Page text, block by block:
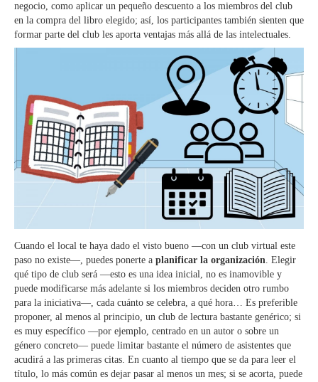
negocio, como aplicar un pequeño descuento a los miembros del club
en la compra del libro elegido; así, los participantes también sienten que
formar parte del club les aporta ventajas más allá de las intelectuales.
Cuando el local te haya dado el visto bueno —con un club virtual este
paso no existe—, puedes ponerte a planificar la organización. Elegir
qué tipo de club será —esto es una idea inicial, no es inamovible y
puede modificarse más adelante si los miembros deciden otro rumbo
para la iniciativa—, cada cuánto se celebra, a qué hora… Es preferible
proponer, al menos al principio, un club de lectura bastante genérico; si
es muy específico —por ejemplo, centrado en un autor o sobre un
género concreto— puede limitar bastante el número de asistentes que
acudirá a las primeras citas. En cuanto al tiempo que se da para leer el
título, lo más común es dejar pasar al menos un mes; si se acorta, puede